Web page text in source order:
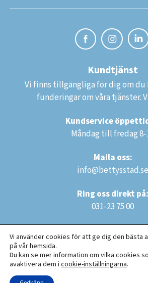
Kundtjänst
Vi finns tillgängliga för dig om du
funderingar om våra tjänster.
Kundservice
Måndag till fredag 8-
Maila oss:
info@bettysstad.se
Ring oss direkt på:
031-23 75 00
Copyright © 2025 Bettys Städ AB. Alla
Vi använder cookies för att ge dig den bästa
på vår hemsida.
Du kan se mer information om vilka cookies
avaktivera dem i cookie-inställningarna.